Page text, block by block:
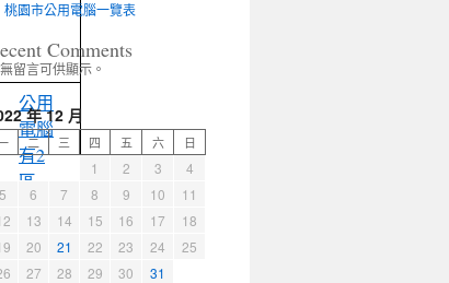
公用
電腦
有2
區
(上
網
區、
桃園市公用電腦一覽表
Comments
留言可供顯示。
年 12 月
二 三 四 五 六 日
1 2 3
4
5
6 7 8 9 10
11
13 14 15 16 17
18
20 21 22 23 24
25
27 28 29 30 31